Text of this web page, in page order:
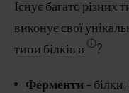
Існує багато різних
виконує свої
типи білків в
?
Ферменти-